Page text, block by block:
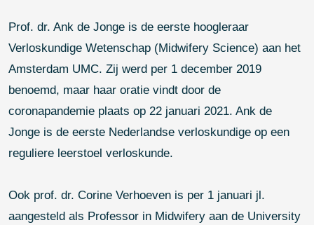
Zij werd per 1 december 2019 benoemd, maar haar oratie
vindt door de coronapandemie plaats op 22 januari 2021.
Ank de Jonge is de eerste Nederlandse verloskundige op
een reguliere leerstoel verloskunde.
Ook prof. dr. Corine Verhoeven is per 1 januari jl. aangesteld
als Professor in Midwifery aan de University of Nottingham
om over de grenzen heen te kijken en om internationaal
kennis te delen.